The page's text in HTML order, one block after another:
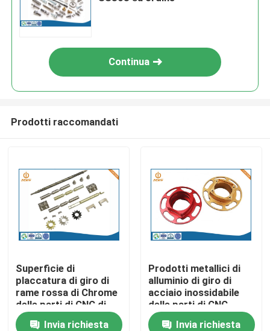
Casa
Prodotti
Chi siamo
Continua
Prodotti raccomandati
Superficie di
placcatura di giro di
rame rossa di Chrome
delle parti di CNC di
alta precisione
Invia richiesta
Prodotti metallici di
alluminio di giro di
acciaio inossidabile
delle parti di CNC
Invia richiesta